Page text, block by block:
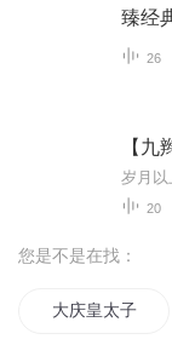
臻经
26
【九
20
您是不是在找：
大庆皇太子